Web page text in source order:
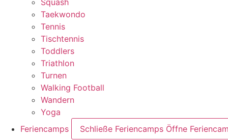
Squash
Taekwondo
Tennis
Tischtennis
Toddlers
Triathlon
Turnen
Walking Football
Wandern
Yoga
Feriencamps
Schließe Feriencamps Öffne